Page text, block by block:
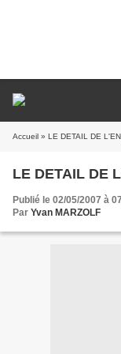
Accueil » LE DETAIL DE
LE DETAIL DE
Publié le 02/05/2007 à
Par Yvan MARZOLF